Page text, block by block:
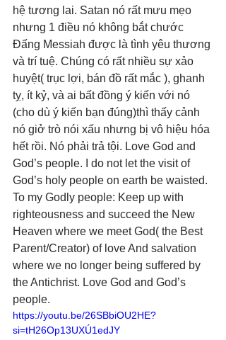
hệ tương lai. Satan nó rất mưu mẹo
nhưng 1 điều nó không bắt chước
Đấng Messiah được là tình yêu thương
và trí tuệ. Chúng có rất nhiều sự xảo
huyệt( trục lợi, bán đồ rất mắc ), ghanh
tỵ, ít kỷ, và ai bất đồng ý kiến với nó
(cho dù ý kiến bạn đúng)thì thấy cảnh
nó giở trò nói xấu nhưng bị vô hiệu hóa
hết rồi. Nó phải trả tội. Love God and
God’s people. I do not let the visit of
God’s holy people on earth be waisted.
To my Godly people: Keep up with
righteousness and succeed the New
Heaven where we meet God( the Best
Parent/Creator) of love And salvation
where we no longer being suffered by
the Antichrist. Love God and God’s
people.
https://youtu.be/26SBbiOU2HE?
si=tH26Op13UXÚ1edJY